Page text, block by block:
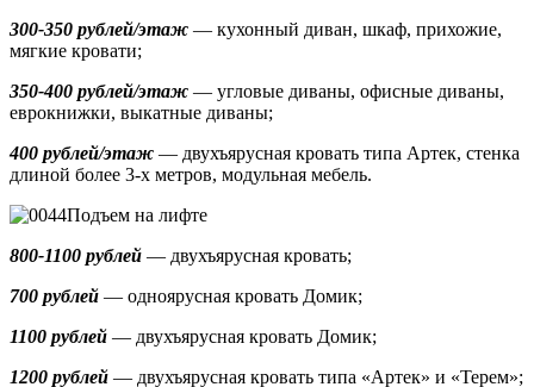
300-350 рублей/этаж — кухонный диван, шкаф, прихожие,
мягкие кровати;
350-400 рублей/этаж — угловые диваны, офисные диваны,
еврокнижки, выкатные диваны;
400 рублей/этаж — двухъярусная кровать типа Артек, стенка
длиной более 3-х метров, модульная мебель.
Подъем на лифте
800-1100 рублей — двухъярусная кровать;
700 рублей — одноярусная кровать Домик;
1100 рублей — двухъярусная кровать Домик;
1200 рублей — двухъярусная кровать типа «Артек» и «Терем»;